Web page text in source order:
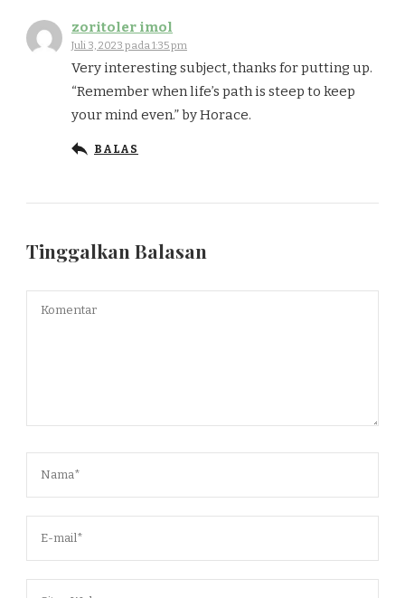
zoritoler imol
Juli 3, 2023 pada 1:35 pm
Very interesting subject, thanks for putting up.
“Remember when life’s path is steep to keep
your mind even.” by Horace.
BALAS
Tinggalkan Balasan